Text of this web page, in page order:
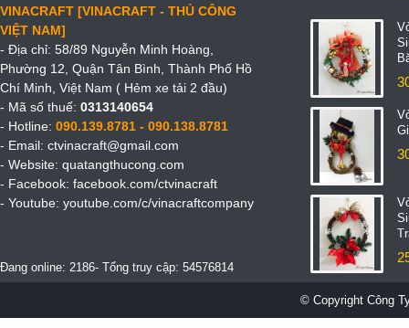
VINACRAFT [VINACRAFT - THỦ CÔNG
VIỆT NAM]
- Địa chỉ: 58/89 Nguyễn Minh Hoàng,
Phường 12, Quận Tân Bình, Thành Phố Hồ
Chí Minh, Việt Nam ( Hẻm xe tải 2 đầu)
- Mã số thuế: 0313140654
- Hotline: 090.139.8781 - 090.138.8781
- Email: ctvinacraft@gmail.com
- Website: quatangthucong.com
- Facebook: facebook.com/ctvinacraft
- Youtube: youtube.com/c/vinacraftcompany
Đang online: 2186- Tổng truy cập: 54576814
© Copyright Công